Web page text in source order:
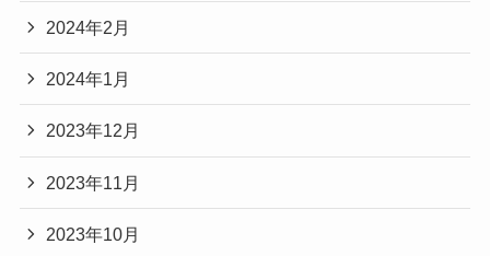
2024年2月
2024年1月
2023年12月
2023年11月
2023年10月